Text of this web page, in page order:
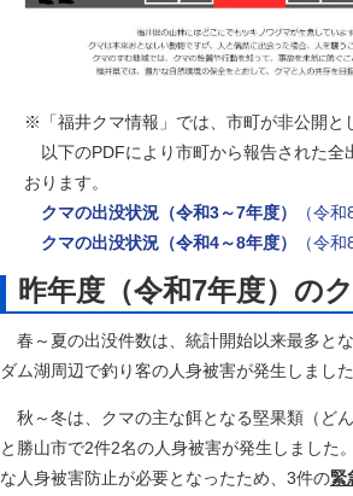
※「福井クマ情報」では、市町が非公開と
以下のPDFにより市町から報告された全
おります。
クマの出没状況（令和3～7年度）
（令
クマの出没状況（令和4～8年度）
（令
昨年度（令和7年度）の
春～夏の出没件数は、統計開始以来最多と
ダム湖周辺で釣り客の人身被害が発生しました
秋～冬は、クマの主な餌となる堅果類（ど
と勝山市で2件2名の人身被害が発生しました
な人身被害防止が必要となったため、3件の緊